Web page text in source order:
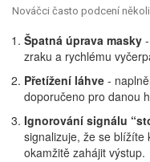
Nováčci často podcení
Špatná úprava masky
zraku a rychlému
Přetížení láhve -
doporučeno pro danou
Ignorování signálu
signalizuje, že se blížíte
okamžitě zahájit výstup.